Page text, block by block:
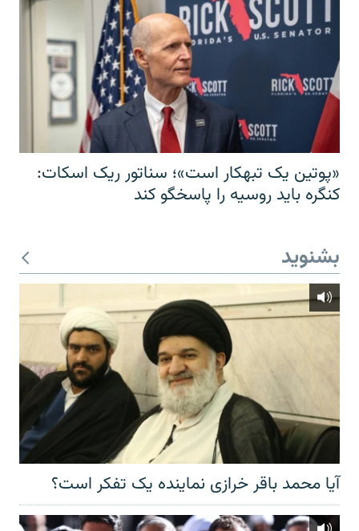
«پوتین یک تبهکار است»؛ سناتور ریک اسکات:
کنگره باید روسیه را پاسخگو کند
بشنوید
آیا محمد باقر خرازی نماینده یک تفکر است؟